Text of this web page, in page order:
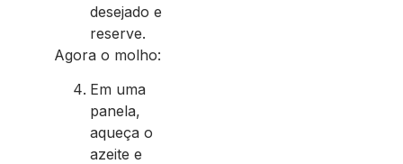
desejado e
reserve.
Agora o molho:
Em uma
panela,
aqueça o
azeite e